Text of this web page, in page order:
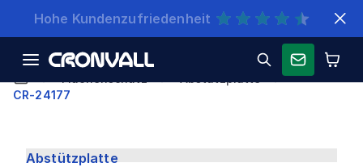
Schnelle Lieferung
CR-24177
Abstützplatte